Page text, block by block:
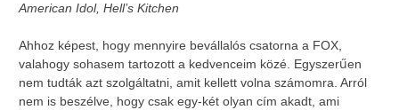
American Idol, Hell’s Kitchen
Ahhoz képest, hogy mennyire bevállalós csatorna a FOX,
valahogy sohasem tartozott a kedvenceim közé. Egyszerűen
nem tudták azt szolgáltatni, amit kellett volna számomra. Arról
nem is beszélve, hogy csak egy-két olyan cím akadt, ami